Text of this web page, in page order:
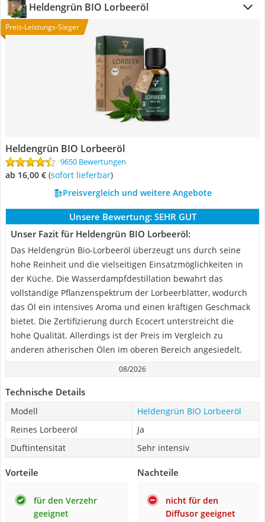
Heldengrün BIO Lorbeeröl
Preis-Leistungs-Sieger
Heldengrün BIO Lorbeeröl
9650 Bewertungen
ab 16,00 € ( Sofort lieferbar)
Preisvergleich und weitere Angebote
Unsere Bewertung: SEHR GUT
Unser Fazit für Heldengrün BIO Lorbeeröl:
Das Heldengrün Bio-Lorbeeröl überzeugt uns durch seine
hohe Reinheit und die vielseitigen Einsatzmöglichkeiten in
der Küche. Die Wasserdampfdestillation bewahrt das
vollständige Pflanzenspektrum der Lorbeerblätter, wodurch
das Öl ein intensives Aroma und einen kräftigen Geschmack
bietet. Die Zertifizierung durch Ecocert unterstreicht die
hohe Qualität. Allerdings ist der Preis im Vergleich zu
anderen ätherischen Ölen im oberen Bereich angesiedelt.
08/2026
Technische Details
Modell
Heldengrün BIO Lorbeeröl
Reines Lorbeeröl
Ja
Duftintensität
Sehr intensiv
Vorteile
für den Verzehr
geeignet
Nachteile
nicht für den
Diffusor geeignet